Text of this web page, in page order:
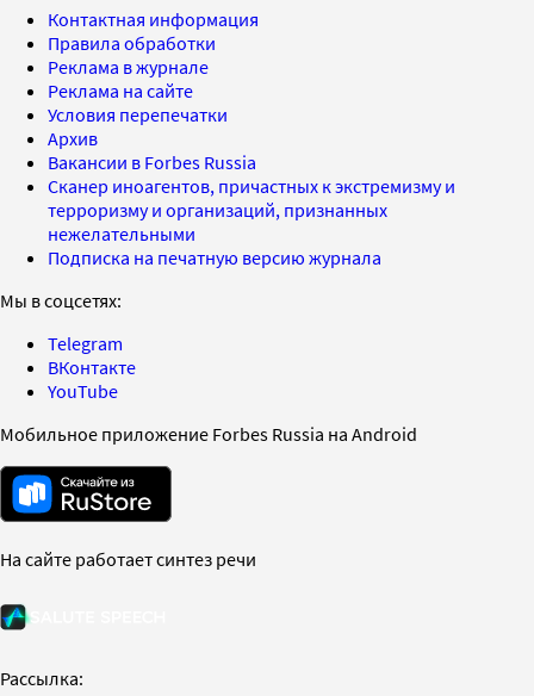
Контактная информация
Правила обработки
Реклама в журнале
Реклама на сайте
Условия перепечатки
Архив
Вакансии в Forbes Russia
Сканер иноагентов, причастных к экстремизму и
терроризму и организаций, признанных
нежелательными
Подписка на печатную версию журнала
Мы в соцсетях:
Telegram
ВКонтакте
YouTube
Мобильное приложение Forbes Russia на Android
На сайте работает синтез речи
Рассылка: